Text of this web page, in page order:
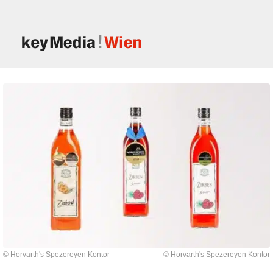
© Horvarth's Spezereyen Kontor © Horvarth's Spezereyen Kontor